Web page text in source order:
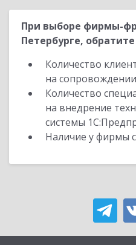
При выборе фирмы-
Петербурге,
Количество
на
Количество
на внедрение
системы
Наличие у фирмы